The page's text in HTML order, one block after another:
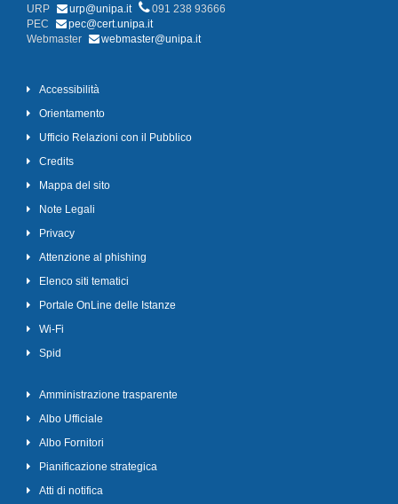
URP
urp@unipa.it
091 238 93666
PEC
pec@cert.unipa.it
Webmaster
webmaster@unipa.it
Accessibilità
Orientamento
Ufficio Relazioni con il Pubblico
Credits
Mappa del sito
Note Legali
Privacy
Attenzione al phishing
Elenco siti tematici
Portale OnLine delle Istanze
Wi-Fi
Spid
Amministrazione trasparente
Albo Ufficiale
Albo Fornitori
Pianificazione strategica
Atti di notifica